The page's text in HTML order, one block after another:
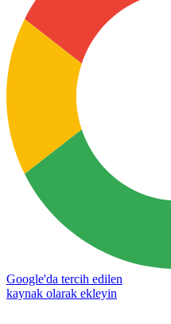
Google'da tercih edilen
kaynak olarak ekleyin